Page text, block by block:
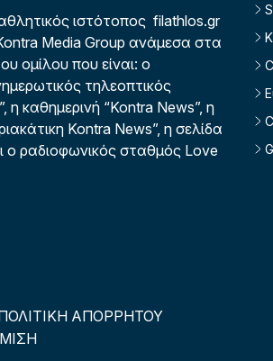
ιστότοπος filathlos.gr
Media Group ανάμεσα στα
ομίλου που είναι: ο
τηλεοπτικός
η καθημερινή “Kontra News”, η
Kontra News”, η σελίδα
ο ραδιοφωνικός σταθμός Love
ΑΠΟΡΡΗΤΟΥ